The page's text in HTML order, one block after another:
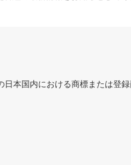
本国内における商標または登録